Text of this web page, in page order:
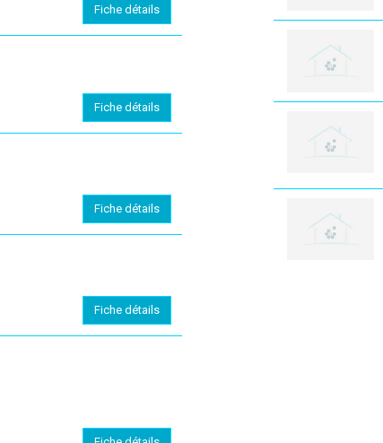
Fiche détails
Fiche détails
Fiche détails
Fiche détails